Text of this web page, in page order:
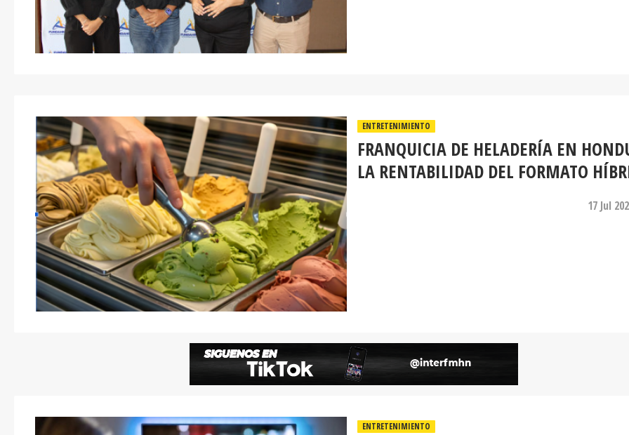
ENTRETENIMIENTO
FRANQUICIA DE HELADERÍA EN
LA RENTABILIDAD DEL FORMATO
17 Jul
ENTRETENIMIENTO